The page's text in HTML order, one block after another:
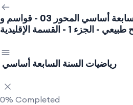
أساسي
المحور 03 - قواسم و
1 - القسمة الإقليدية
رياضيات السنة السابعة أساسي
0% Completed